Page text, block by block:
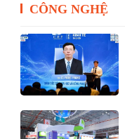
CÔNG NGHỆ